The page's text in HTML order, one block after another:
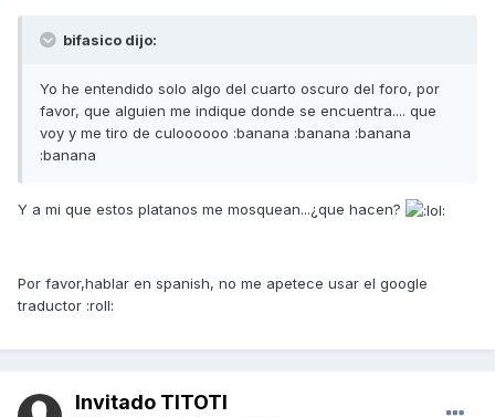
bifasico dijo:
Yo he entendido solo algo del cuarto oscuro del foro, por
favor, que alguien me indique donde se encuentra.... que
voy y me tiro de culoooooo :banana :banana :banana
:banana
Y a mi que estos platanos me mosquean...¿que hacen?
Por favor,hablar en spanish, no me apetece usar el google
traductor :roll:
Invitado TITOTI